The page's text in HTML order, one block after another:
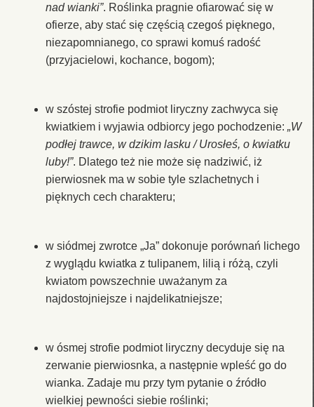
nad wianki”. Roślinka pragnie ofiarować się w
ofierze, aby stać się częścią czegoś pięknego,
niezapomnianego, co sprawi komuś radość
(przyjacielowi, kochance, bogom);
w szóstej strofie podmiot liryczny zachwyca się
kwiatkiem i wyjawia odbiorcy jego pochodzenie: „W
podłej trawce, w dzikim lasku / Urosłeś, o kwiatku
luby!”. Dlatego też nie może się nadziwić, iż
pierwiosnek ma w sobie tyle szlachetnych i
pięknych cech charakteru;
w siódmej zwrotce „Ja” dokonuje porównań lichego
z wyglądu kwiatka z tulipanem, lilią i różą, czyli
kwiatom powszechnie uważanym za
najdostojniejsze i najdelikatniejsze;
w ósmej strofie podmiot liryczny decyduje się na
zerwanie pierwiosnka, a następnie wpleść go do
wianka. Zadaje mu przy tym pytanie o źródło
wielkiej pewności siebie roślinki;